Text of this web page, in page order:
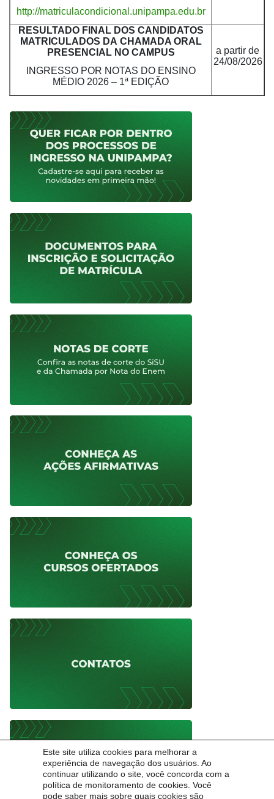
Este site utiliza cookies para melhorar a
experiência de navegação dos usuários. Ao
continuar utilizando o site, você concorda com a
política de monitoramento de cookies. Você
pode saber mais sobre quais cookies são
http://matriculacondicional.unipampa.edu.br
RESULTADO FINAL DOS CANDIDATOS
MATRICULADOS DA CHAMADA ORAL
PRESENCIAL NO CAMPUS
INGRESSO POR NOTAS DO ENSINO
MÉDIO 2026 – 1ª EDIÇÃO
a partir de
24/08/2026